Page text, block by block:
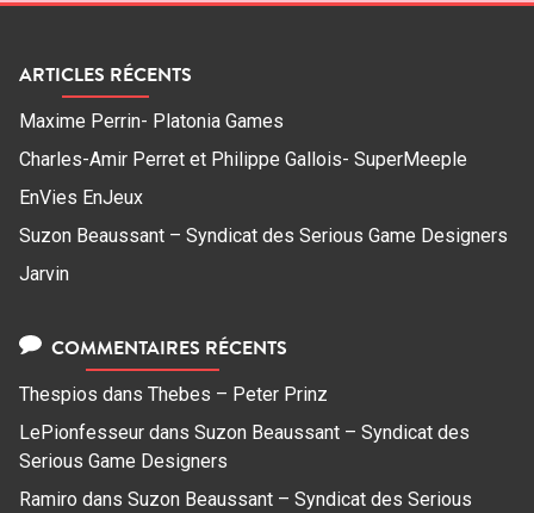
ARTICLES RÉCENTS
Maxime Perrin- Platonia Games
Charles-Amir Perret et Philippe Gallois- SuperMeeple
EnVies EnJeux
Suzon Beaussant – Syndicat des Serious Game Designers
Jarvin
COMMENTAIRES RÉCENTS
Thespios dans Thebes – Peter Prinz
LePionfesseur dans Suzon Beaussant – Syndicat des
Serious Game Designers
Ramiro dans Suzon Beaussant – Syndicat des Serious